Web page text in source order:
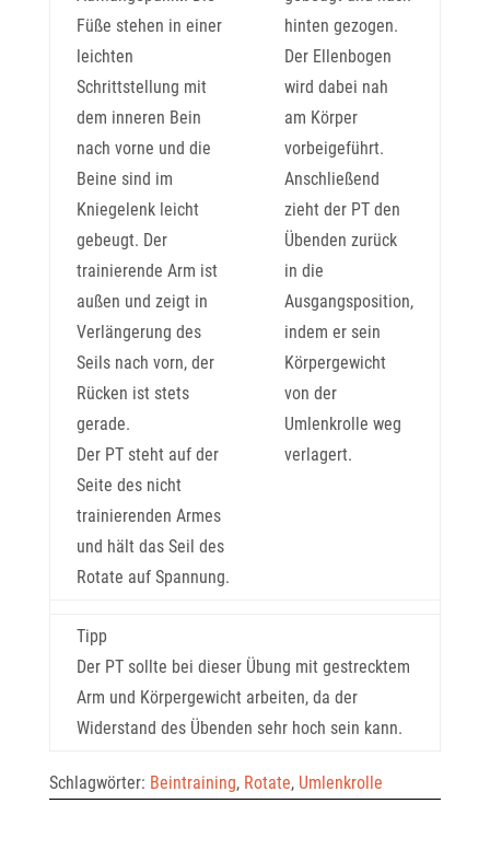
Füße stehen in einer
leichten
Schrittstellung mit
dem inneren Bein
nach vorne und die
Beine sind im
Kniegelenk leicht
gebeugt. Der
trainierende Arm ist
außen und zeigt in
Verlängerung des
Seils nach vorn, der
Rücken ist stets
gerade.
Der PT steht auf der
Seite des nicht
trainierenden Armes
und hält das Seil des
Rotate auf Spannung.
hinten gezogen.
Der Ellenbogen
wird dabei nah
am Körper
vorbeigeführt.
Anschließend
zieht der PT den
Übenden zurück
in die
Ausgangsposition,
indem er sein
Körpergewicht
von der
Umlenkrolle weg
verlagert.
Tipp
Der PT sollte bei dieser Übung mit gestrecktem
Arm und Körpergewicht arbeiten, da der
Widerstand des Übenden sehr hoch sein kann.
Schlagwörter: Beintraining, Rotate, Umlenkrolle